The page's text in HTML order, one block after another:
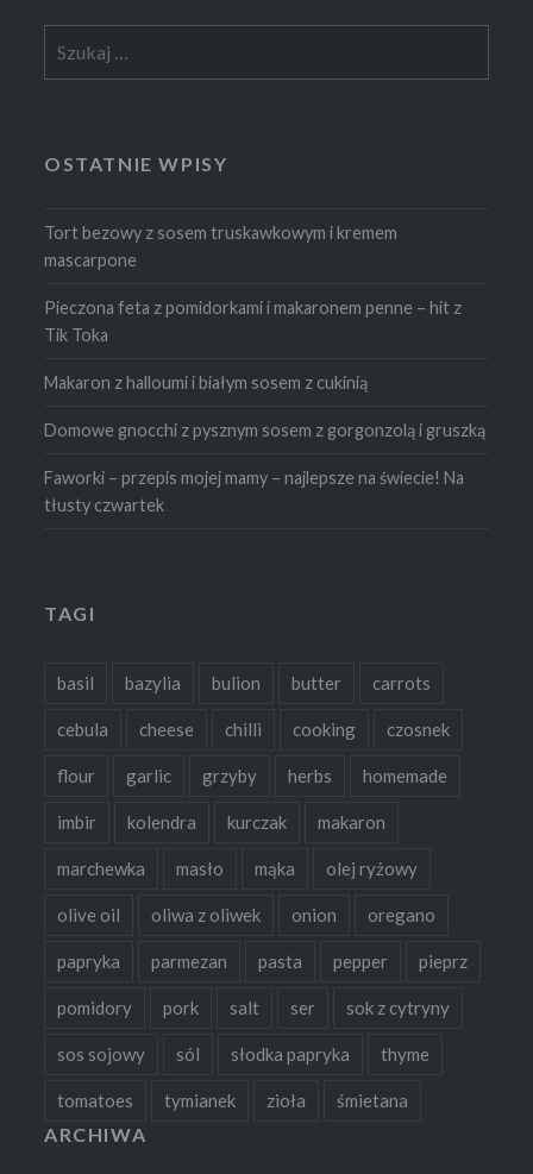
OSTATNIE WPISY
Tort bezowy z sosem truskawkowym i kremem
mascarpone
Pieczona feta z pomidorkami i makaronem penne – hit z
Tik Toka
Makaron z halloumi i białym sosem z cukinią
Domowe gnocchi z pysznym sosem z gorgonzolą i gruszką
Faworki – przepis mojej mamy – najlepsze na świecie! Na
tłusty czwartek
TAGI
basil bazylia bulion butter carrots
cebula cheese chilli cooking czosnek
flour garlic grzyby herbs homemade
imbir kolendra kurczak makaron
marchewka masło mąka olej ryżowy
olive oil oliwa z oliwek onion oregano
papryka parmezan pasta pepper pieprz
pomidory pork salt ser sok z cytryny
sos sojowy sól słodka papryka thyme
tomatoes tymianek zioła śmietana
ARCHIWA